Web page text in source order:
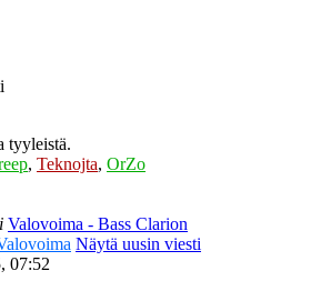
tyyleistä.
, Teknojta, OrZo
Valovoima - Bass Clarion
Näytä uusin viesti
07:52